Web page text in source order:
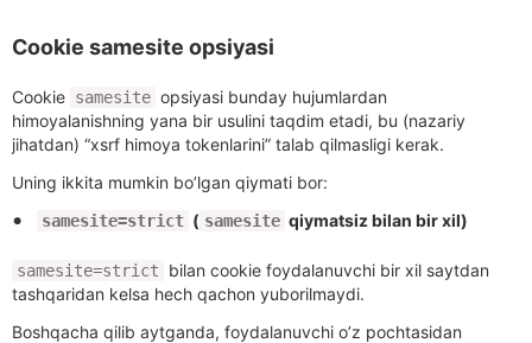
Cookie samesite opsiyasi
Cookie samesite opsiyasi bunday hujumlardan
himoyalanishning yana bir usulini taqdim etadi, bu (nazariy
jihatdan) “xsrf himoya tokenlarini” talab qilmasligi kerak.
Uning ikkita mumkin bo’lgan qiymati bor:
samesite=strict ( samesite qiymatsiz bilan bir xil)
samesite=strict
bilan cookie foydalanuvchi bir xil saytdan
tashqaridan kelsa hech qachon yuborilmaydi.
Boshqacha qilib aytganda, foydalanuvchi o’z pochtasidan